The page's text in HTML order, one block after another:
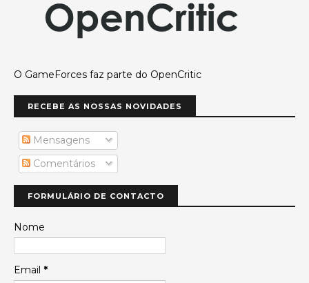
O GameForces faz parte do OpenCritic
RECEBE AS NOSSAS NOVIDADES
Mensagens
Comentários
FORMULÁRIO DE CONTACTO
Nome
Email *